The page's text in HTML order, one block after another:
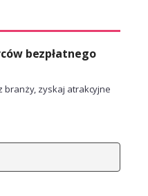
bezpłatnego
branży, zyskaj atrakcyjne